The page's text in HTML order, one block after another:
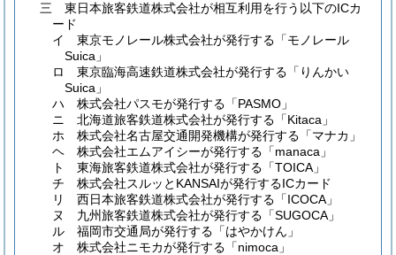
三
東日本旅客鉄道株式会社が相互利用を行う以下のICカ
ード
イ
東京モノレール株式会社が発行する「モノレール
Suica」
ロ
東京臨海高速鉄道株式会社が発行する「りんかい
Suica」
ハ
株式会社パスモが発行する「PASMO」
ニ
北海道旅客鉄道株式会社が発行する「Kitaca」
ホ
株式会社名古屋交通開発機構が発行する「マナカ」
ヘ
株式会社エムアイシーが発行する「manaca」
ト
東海旅客鉄道株式会社が発行する「TOICA」
チ
株式会社スルッとKANSAIが発行するICカード
リ
西日本旅客鉄道株式会社が発行する「ICOCA」
ヌ
九州旅客鉄道株式会社が発行する「SUGOCA」
ル
福岡市交通局が発行する「はやかけん」
オ
株式会社ニモカが発行する「nimoca」